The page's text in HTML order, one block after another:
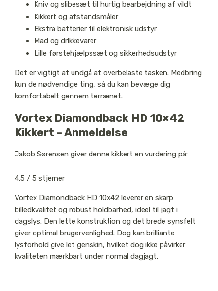
Kniv og slibesæt til hurtig bearbejdning af vildt
Kikkert og afstandsmåler
Ekstra batterier til elektronisk udstyr
Mad og drikkevarer
Lille førstehjælpssæt og sikkerhedsudstyr
Det er vigtigt at undgå at overbelaste tasken. Medbring
kun de nødvendige ting, så du kan bevæge dig
komfortabelt gennem terrænet.
Vortex Diamondback HD 10×42
Kikkert – Anmeldelse
Jakob Sørensen giver denne kikkert en vurdering på:
4.5 / 5 stjerner
Vortex Diamondback HD 10×42 leverer en skarp
billedkvalitet og robust holdbarhed, ideel til jagt i
dagslys. Den lette konstruktion og det brede synsfelt
giver optimal brugervenlighed. Dog kan brilliante
lysforhold give let genskin, hvilket dog ikke påvirker
kvaliteten mærkbart under normal dagjagt.